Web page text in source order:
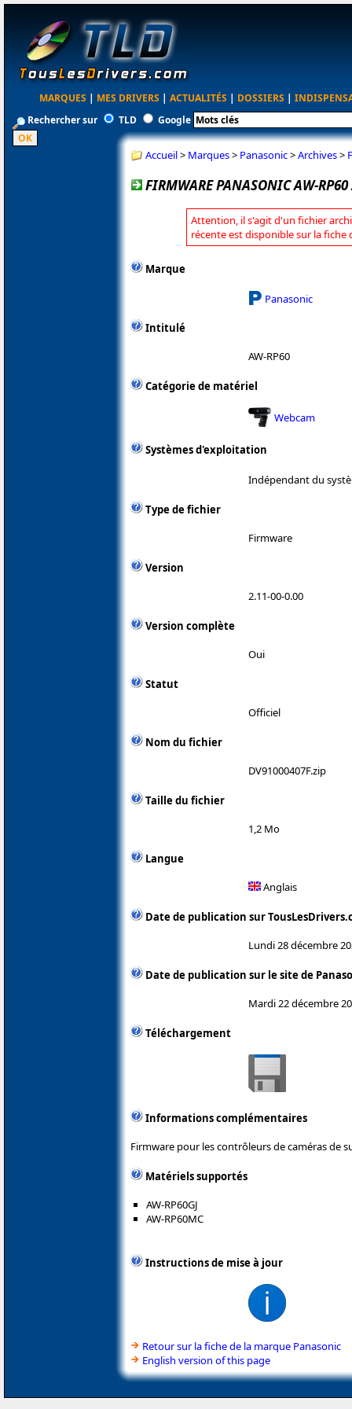
MARQUES | MES DRIVERS | ACTUALITÉS | DOSSIERS |
Rechercher sur
TLD Google
Accueil> Marques> Panasonic>Archives>
FIRMWARE PANASONIC AW-
Attention, il s'agit d'un fichier
récente est disponible sur la fiche
Marque
Panasonic
Intitulé
AW-RP60
Catégorie de matériel
Webcam
Systèmes d'exploitation
Indépendant du
Type de fichier
Firmware
Version
2.11-00-0.00
Version complète
Oui
Statut
Officiel
Nom du fichier
DV91000407F.zip
Taille du fichier
1,2 Mo
Langue
Anglais
Date de publication sur
Lundi 28 décembre
Date de publication sur le site de
Mardi 22 décembre
Téléchargement
Informations complémentaires
Firmware pour les contrôleurs de caméras de
Matériels supportés
AW-RP60GJ
AW-RP60MC
Instructions de mise à jour
Retour sur la fiche de la marque Panasonic
English version of this page